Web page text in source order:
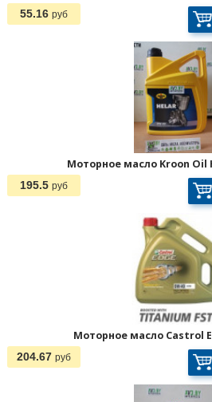
55.16 руб
Моторное масло Kroon Oil
195.5 руб
Моторное масло Castrol
204.67 руб